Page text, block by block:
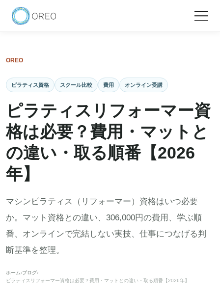
OREO
ピラティス資格 スクール比較 費用 オンライン受講
ピラティスリフォーマー資
格は必要？費用・マットと
の違い・取る順番【2026
年】
マシンピラティス（リフォーマー）資格はいつ必要
か。マット資格との違い、306,000円の費用、学ぶ順
番、オンラインで完結しない実技、仕事につなげる判
断基準を整理。
ホーム›ブログ›
ピラティスリフォーマー資格は必要？費用・マットとの違い・取る順番【2026年】